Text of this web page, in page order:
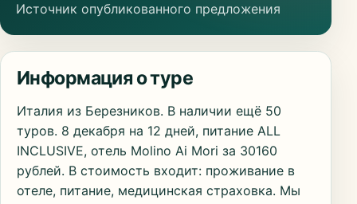
Источник опубликованного предложения
Информация о туре
Италия из Березников. В наличии ещё 50
туров. 8 декабря на 12 дней, питание ALL
INCLUSIVE, отель Molino Ai Mori за 30160
рублей. В стоимость входит: проживание в
отеле, питание, медицинская страховка. Мы